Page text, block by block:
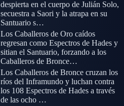
despierta en el cuerpo de Julián Solo,
secuestra a Saori y la atrapa en su
Santuario s…
Los Caballeros de Oro caídos
regresan como Espectros de Hades y
sitian el Santuario, forzando a los
Caballeros de Bronce…
Los Caballeros de Bronce cruzan los
ríos del Inframundo y luchan contra
los 108 Espectros de Hades a través
de las ocho …